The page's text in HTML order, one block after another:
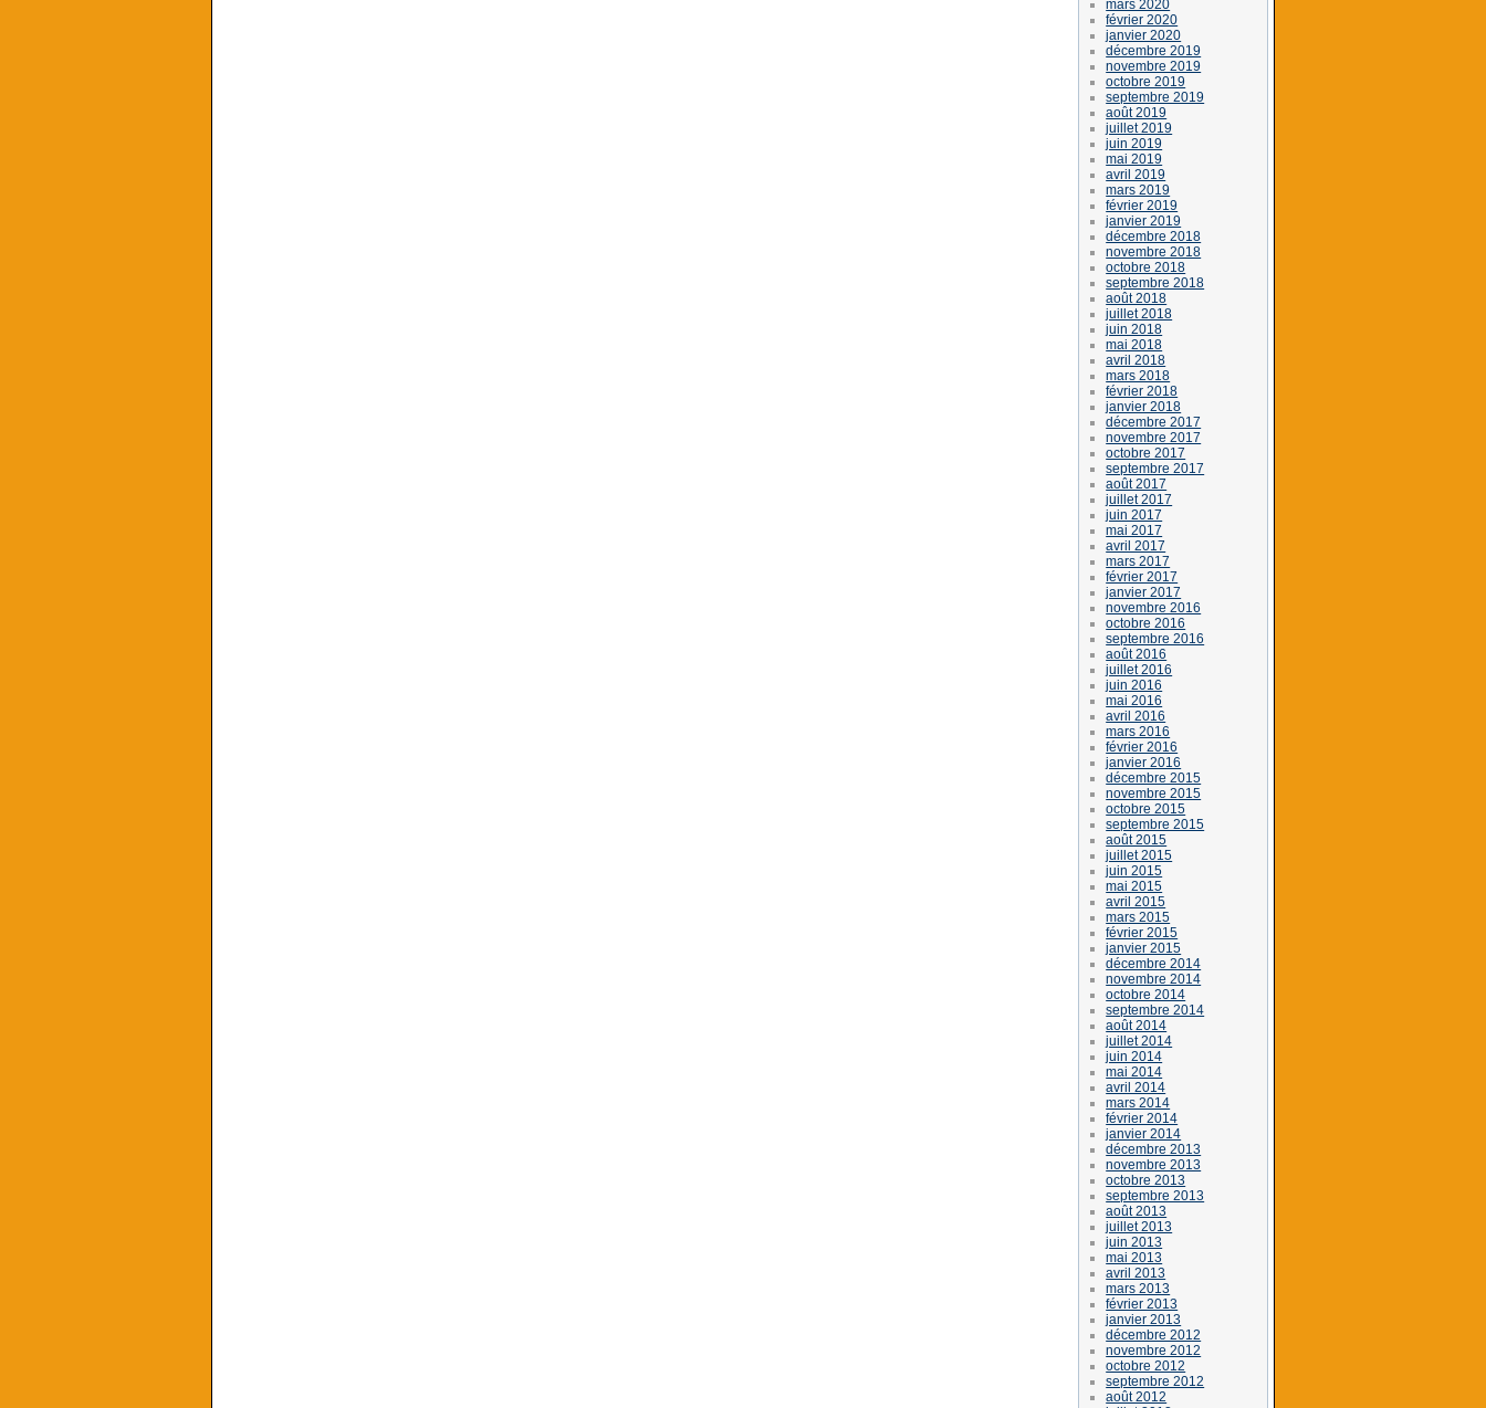
mars 2020
février 2020
janvier 2020
décembre 2019
novembre 2019
octobre 2019
septembre 2019
août 2019
juillet 2019
juin 2019
mai 2019
avril 2019
mars 2019
février 2019
janvier 2019
décembre 2018
novembre 2018
octobre 2018
septembre 2018
août 2018
juillet 2018
juin 2018
mai 2018
avril 2018
mars 2018
février 2018
janvier 2018
décembre 2017
novembre 2017
octobre 2017
septembre 2017
août 2017
juillet 2017
juin 2017
mai 2017
avril 2017
mars 2017
février 2017
janvier 2017
novembre 2016
octobre 2016
septembre 2016
août 2016
juillet 2016
juin 2016
mai 2016
avril 2016
mars 2016
février 2016
janvier 2016
décembre 2015
novembre 2015
octobre 2015
septembre 2015
août 2015
juillet 2015
juin 2015
mai 2015
avril 2015
mars 2015
février 2015
janvier 2015
décembre 2014
novembre 2014
octobre 2014
septembre 2014
août 2014
juillet 2014
juin 2014
mai 2014
avril 2014
mars 2014
février 2014
janvier 2014
décembre 2013
novembre 2013
octobre 2013
septembre 2013
août 2013
juillet 2013
juin 2013
mai 2013
avril 2013
mars 2013
février 2013
janvier 2013
décembre 2012
novembre 2012
octobre 2012
septembre 2012
août 2012